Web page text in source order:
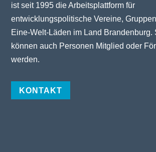
ist seit 1995 die Arbeitsplattform für
entwicklungspolitische Vereine,
Eine-Welt-Läden im Land Brandenburg.
können auch Personen Mitglied oder
werden.
KONTAKT